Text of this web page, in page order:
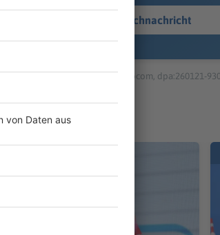
Sprachnachricht
© dpa-infocom, dpa:260121-